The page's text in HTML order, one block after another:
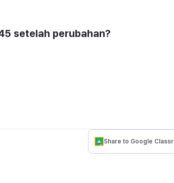
setelah perubahan?
Share to Google